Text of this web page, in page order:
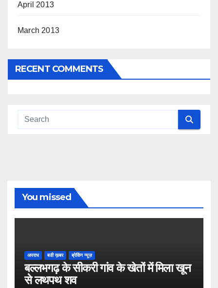
April 2013
March 2013
RECENT COMMENTS
You missed
अपराध बडी ख़बर ब्रेकिंग न्यूज़
बल्लभगढ़ के सीकरी गांव के खेतों में मिला खून
से लथपथ शव